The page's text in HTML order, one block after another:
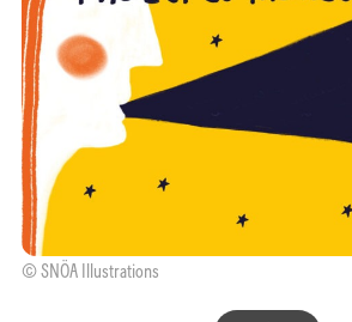
© SNÖA Illustrations